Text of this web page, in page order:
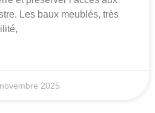
Les baux meublés, très
2025